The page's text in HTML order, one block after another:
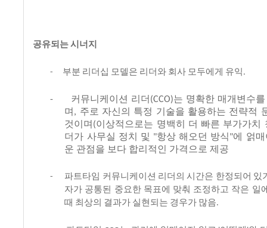
공유되는시너지
- 부분 리더십 모델은 리더와 회사 모두에게 유익 .
- 커뮤니케이션 리더(CCO)는 명확한 매개변수를
며, 주로 자신의 특정 기술을 활용하는 전략적
것이며(이상적으로는 명백히 더 빠른 부가가치
더가 사무실 정치 및 "항상 해오던 방식"에 얽
운 관점을 보다 합리적인 가격으로 제공
- 파트타임 커뮤니케이션 리더의 시간은 한정되어 있
자가 공통된 중요한 목표에 맞춰 조정하고 작은 일
때 최상의 결과가 실현되는 경우가 많음.